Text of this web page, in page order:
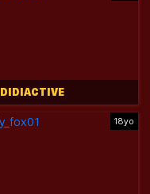
DIDIACTIVE
18yo